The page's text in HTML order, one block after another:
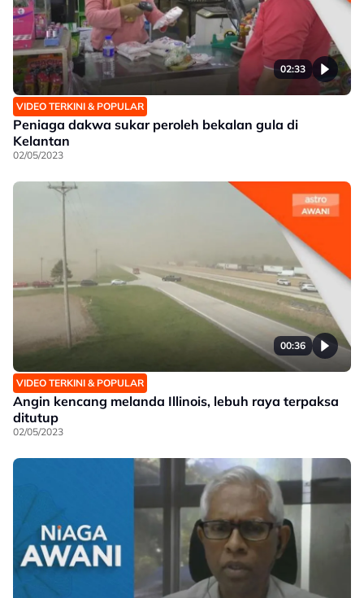
02:33
VIDEO TERKINI & POPULAR
Peniaga dakwa sukar peroleh bekalan gula di
Kelantan
02/05/2023
00:36
VIDEO TERKINI & POPULAR
Angin kencang melanda Illinois, lebuh raya terpaksa
ditutup
02/05/2023